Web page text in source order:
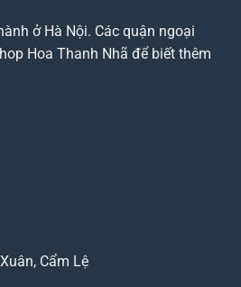
ở Hà Nội. Các quận ngoại
Hoa Thanh Nhã để biết thêm
Cẩm Lệ